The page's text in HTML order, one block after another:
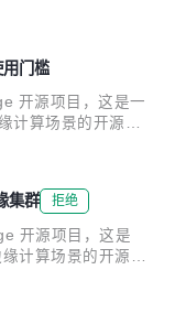
。今年9月，Carin
最大的特点
状态服务提供了匹
标，同时易安装、
压力。另外，Cari
门槛
开源项目，这是一
计算场景的开源网
V0.2 版本，极速
Fab
前提是有 K8S +
部署比较复杂，
一键部署 K8S + K
...
集群 拒绝
开源项目，这是
计算场景的开源网
们注意到用户在